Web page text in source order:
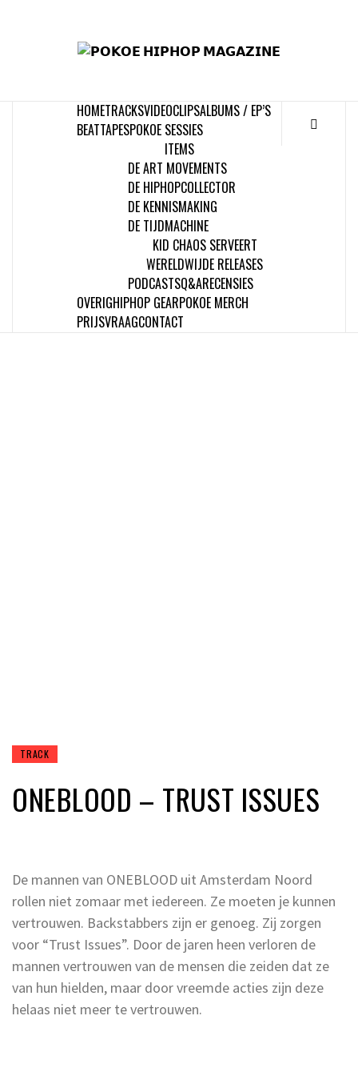
HOMETRACKSVIDEOCLIPSALBUMS / EP’S
BEATTAPESPOKOE SESSIES
ITEMS
DE ART MOVEMENTS
DE HIPHOPCOLLECTOR
DE KENNISMAKING
DE TIJDMACHINE
KID CHAOS SERVEERT
WERELDWIJDE RELEASES
PODCASTSQ&ARECENSIES
OVERIGHIPHOP GEARPOKOE MERCH
PRIJSVRAAGCONTACT
TRACK
ONEBLOOD – TRUST ISSUES
De mannen van ONEBLOOD uit Amsterdam Noord
rollen niet zomaar met iedereen. Ze moeten je kunnen
vertrouwen. Backstabbers zijn er genoeg. Zij zorgen
voor “Trust Issues”. Door de jaren heen verloren de
mannen vertrouwen van de mensen die zeiden dat ze
van hun hielden, maar door vreemde acties zijn deze
helaas niet meer te vertrouwen.